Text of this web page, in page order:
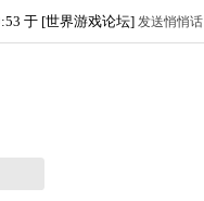
于 [世界游戏论坛] 发送悄悄话